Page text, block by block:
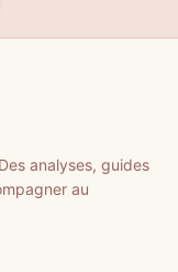
analyses, guides
au